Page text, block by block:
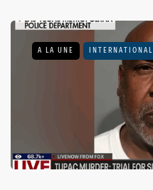
A LA UNE INTERNATIONAL